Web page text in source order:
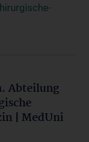
Abteilung
| MedUni